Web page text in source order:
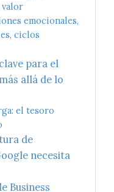
valor
emocionales,
ciclos
para el
allá de lo
el tesoro
de
necesita
Business